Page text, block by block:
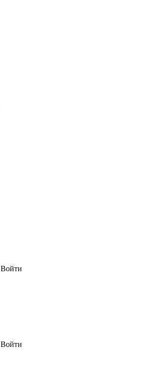
Войти
Войти